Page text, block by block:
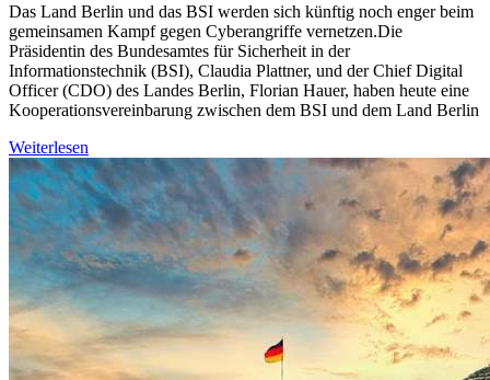
Das Land Berlin und das BSI werden sich künftig noch enger beim
gemeinsamen Kampf gegen Cyberangriffe vernetzen.Die
Präsidentin des Bundesamtes für Sicherheit in der
Informationstechnik (BSI), Claudia Plattner, und der Chief Digital
Officer (CDO) des Landes Berlin, Florian Hauer, haben heute eine
Kooperationsvereinbarung zwischen dem BSI und dem Land Berlin
Weiterlesen